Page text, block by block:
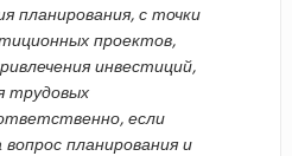
планирования, с точки
проектов,
инвестиций,
трудовых
если
планирования и